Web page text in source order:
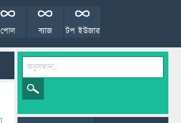
টপ ইউজার
ব্যাজ
পোল